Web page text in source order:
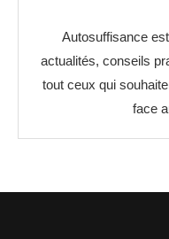
Autosuffisance
actualités, conseils
tout ceux qui
face